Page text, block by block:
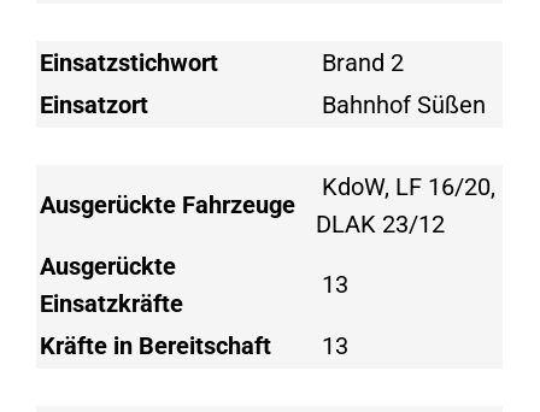
Einsatzstichwort
Brand 2
Einsatzort
Bahnhof Süßen
Ausgerückte Fahrzeuge
KdoW, LF 16/20,
DLAK 23/12
Ausgerückte
Einsatzkräfte
13
Kräfte in Bereitschaft 13